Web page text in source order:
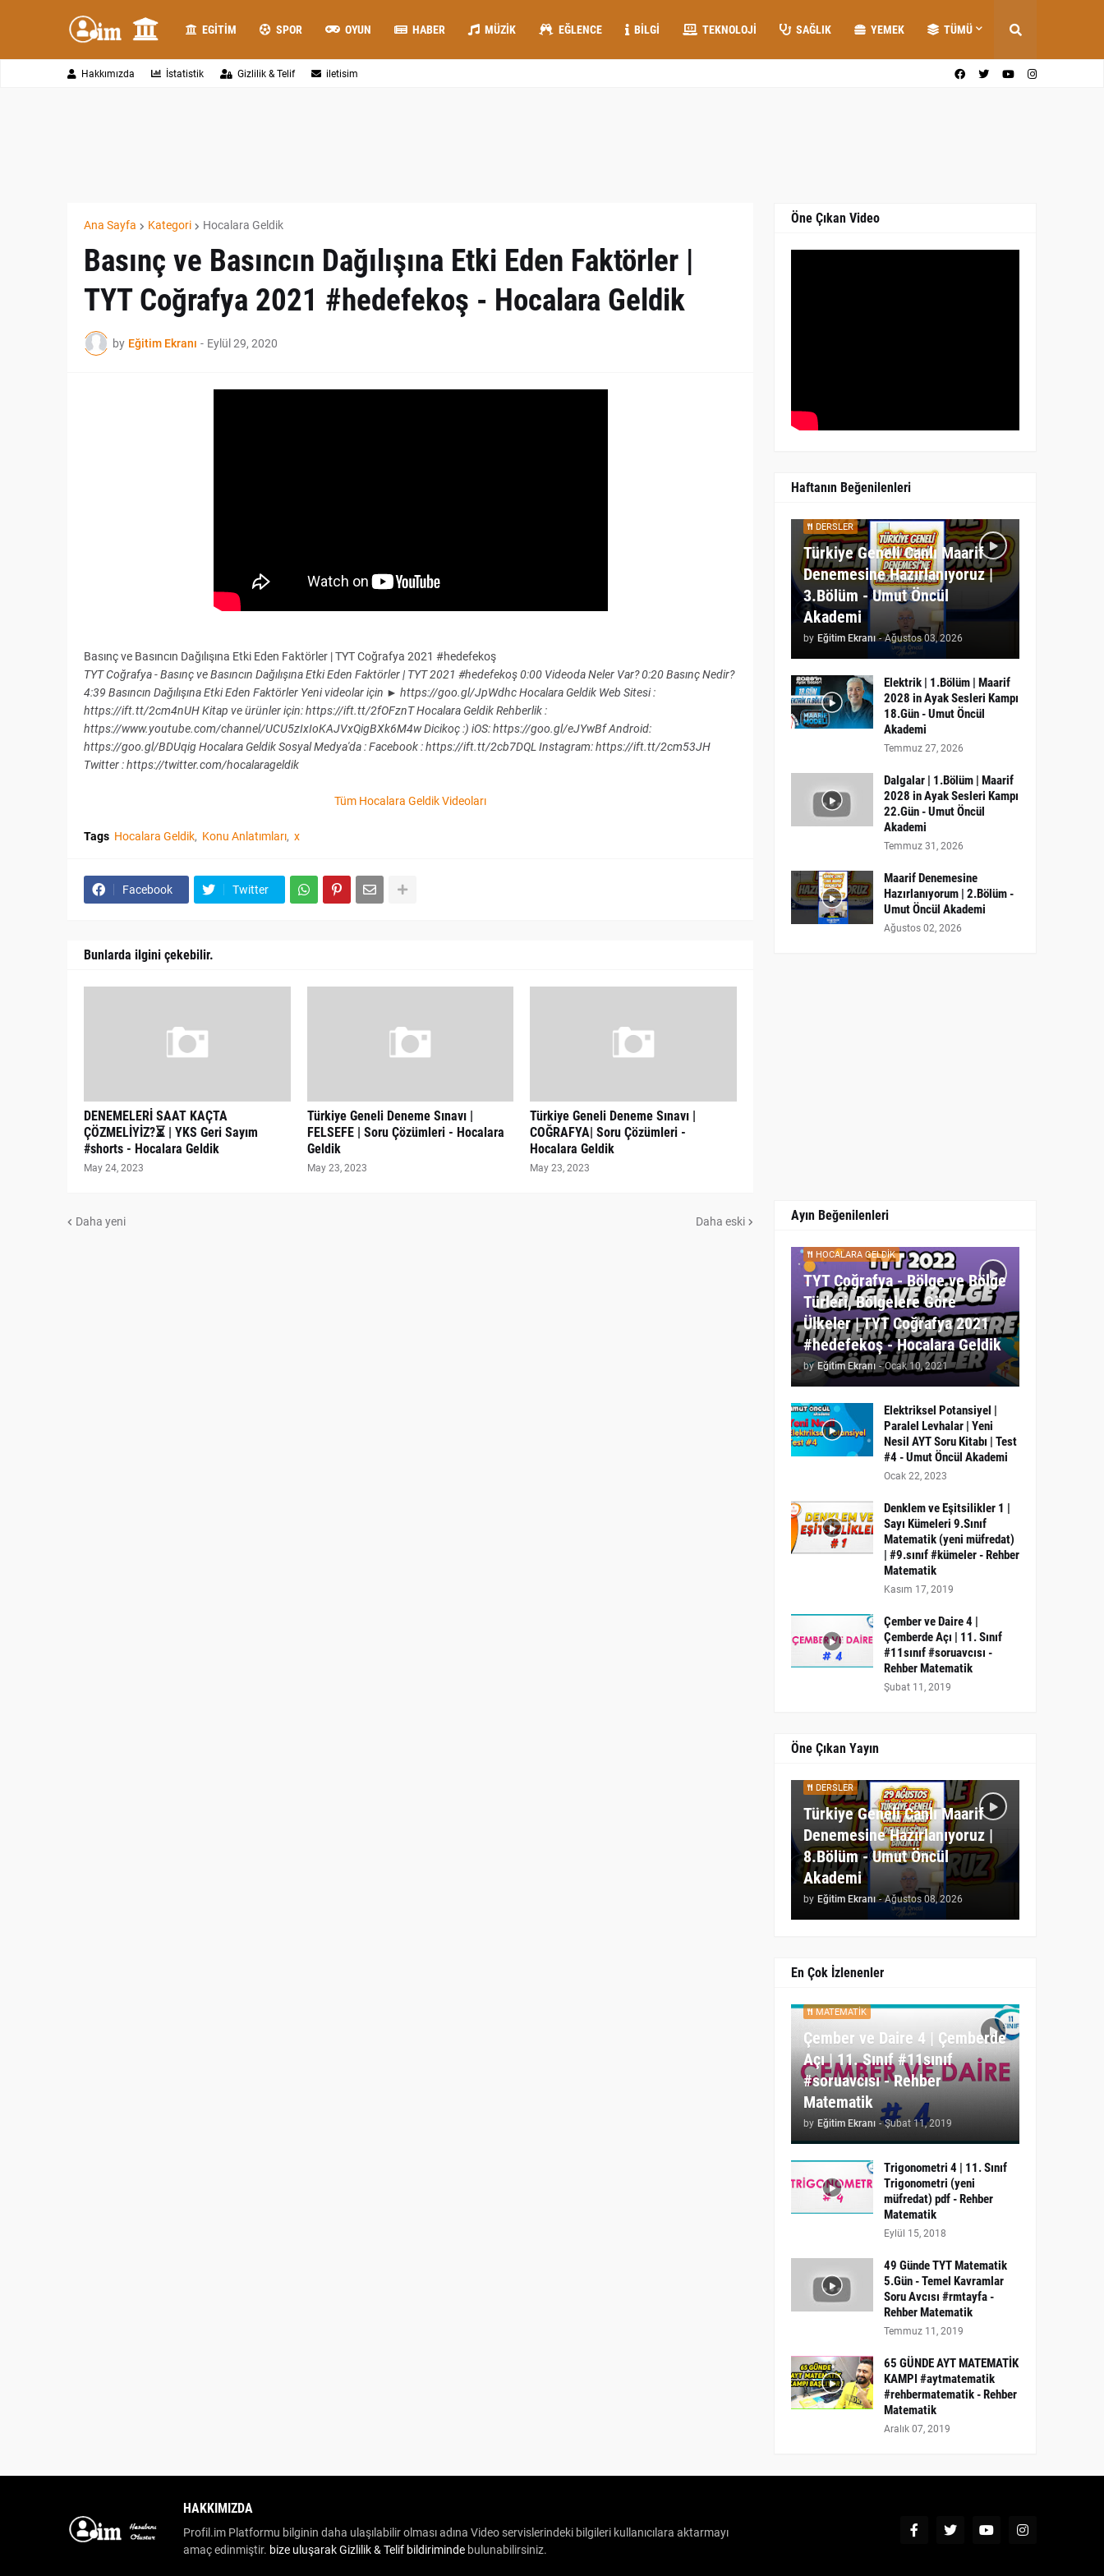
EGITIM SPOR OYUN HABER MÜZIK EĞLENCE BILGI TEKNOLOJI SAĞLIK YEMEK TÜMÜ
Hakkımızda İstatistik Gizlilik & Telif iletisim
Ana Sayfa Kategori Hocalara Geldik
Basınç ve Basıncın Dağılışına Etki Eden Faktörler |
TYT Coğrafya 2021 #hedefekoş - Hocalara Geldik
by Eğitim Ekranı - Eylül 29, 2020
Basınç ve Basıncın Dağılışına Etki Eden Faktörler | TYT Coğrafya 2021 #hedefekoş
TYT Coğrafya - Basınç ve Basıncın Dağılışına Etki Eden Faktörler | TYT 2021 #hedefekoş 0:00 Videoda Neler Var? 0:20 Basınç Nedir?
4:39 Basıncın Dağılışına Etki Eden Faktörler Yeni videolar için ► https://goo.gl/JpWdhc Hocalara Geldik Web Sitesi :
https://ift.tt/2cm4nUH Kitap ve ürünler için: https://ift.tt/2fOFznT Hocalara Geldik Rehberlik :
https://www.youtube.com/channel/UCU5zIxIoKAJVxQigBXk6M4w Dicikoç :) iOS: https://goo.gl/eJYwBf Android:
https://goo.gl/BDUqig Hocalara Geldik Sosyal Medya'da : Facebook : https://ift.tt/2cb7DQL Instagram: https://ift.tt/2cm53JH
Twitter : https://twitter.com/hocalarageldik
Tüm Hocalara Geldik Videoları
Tags Hocalara Geldik Konu Anlatımları x
Facebook Twitter
Bunlarda ilgini çekebilir.
DENEMELERİ SAAT KAÇTA
ÇÖZMELİYİZ?⏳ | YKS Geri Sayım
#shorts - Hocalara Geldik
May 24, 2023
Türkiye Geneli Deneme Sınavı |
FELSEFE | Soru Çözümleri - Hocalara
Geldik
May 23, 2023
Türkiye Geneli Deneme Sınavı |
COĞRAFYA| Soru Çözümleri -
Hocalara Geldik
May 23, 2023
Daha yeni Daha eski
Öne Çıkan Video
Haftanın Beğenilenleri
DERSLER
Türkiye Geneli Canlı Maarif
Denemesine Hazırlanıyoruz |
3.Bölüm - Umut Öncül
Akademi
by Eğitim Ekranı - Ağustos 03, 2026
Elektrik | 1.Bölüm | Maarif
2028 in Ayak Sesleri Kampı
18.Gün - Umut Öncül
Akademi
Temmuz 27, 2026
Dalgalar | 1.Bölüm | Maarif
2028 in Ayak Sesleri Kampı
22.Gün - Umut Öncül
Akademi
Temmuz 31, 2026
Maarif Denemesine
Hazırlanıyorum | 2.Bölüm -
Umut Öncül Akademi
Ağustos 02, 2026
Ayın Beğenilenleri
HOCALARA GELDIK
TYT Coğrafya - Bölge ve Bölge
Türleri, Bölgelere Göre
Ülkeler | TYT Coğrafya 2021
#hedefekoş - Hocalara Geldik
by Eğitim Ekranı - Ocak 10, 2021
Elektriksel Potansiyel |
Paralel Levhalar | Yeni
Nesil AYT Soru Kitabı | Test
#4 - Umut Öncül Akademi
Ocak 22, 2023
Denklem ve Eşitsilikler 1 |
Sayı Kümeleri 9.Sınıf
Matematik (yeni müfredat)
| #9.sınıf #kümeler - Rehber
Matematik
Kasım 17, 2019
Çember ve Daire 4 |
Çemberde Açı | 11. Sınıf
#11sınıf #soruavcısı -
Rehber Matematik
Şubat 11, 2019
Öne Çıkan Yayın
DERSLER
Türkiye Geneli Canlı Maarif
Denemesine Hazırlanıyoruz |
8.Bölüm - Umut Öncül
Akademi
by Eğitim Ekranı - Ağustos 08, 2026
En Çok İzlenenler
MATEMATIK
Çember ve Daire 4 | Çemberde
Açı | 11. Sınıf #11sınıf
#soruavcısı - Rehber
Matematik
by Eğitim Ekranı - Şubat 11, 2019
Trigonometri 4 | 11. Sınıf
Trigonometri (yeni
müfredat) pdf - Rehber
Matematik
Eylül 15, 2018
49 Günde TYT Matematik
5.Gün - Temel Kavramlar
Soru Avcısı #rmtayfa -
Rehber Matematik
Temmuz 11, 2019
65 GÜNDE AYT MATEMATİK
KAMPI #aytmatematik
#rehbermatematik - Rehber
Matematik
Aralık 07, 2019
HAKKIMIZDA
Profil.im Platformu bilginin daha ulaşılabilir olması adına Video servislerindeki bilgileri kullanıcılara aktarmayı
amaç edinmiştir. bize uluşarakGizlilik & Telif bildiriminde bulunabilirsiniz.